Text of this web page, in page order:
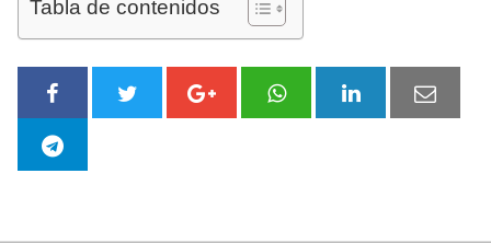
Tabla de contenidos